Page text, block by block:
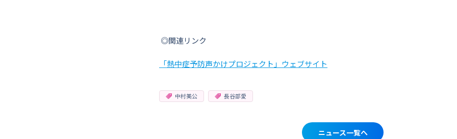
◎関連リンク
「熱中症予防声かけプロジェクト」ウェブサイト
中村美公 長谷部愛
ニュース一覧へ